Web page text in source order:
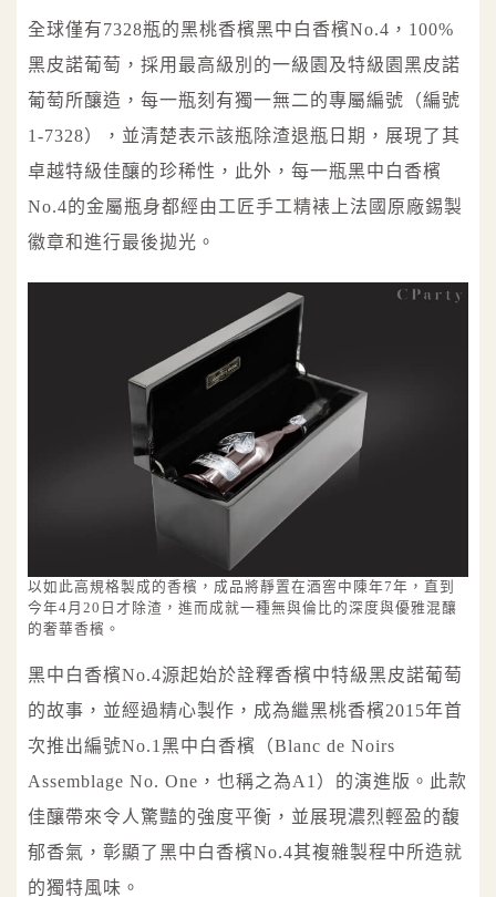
全球僅有7328瓶的黑桃香檳黑中白香檳No.4，100%
黑皮諾葡萄，採用最高級別的一級園及特級園黑皮諾
葡萄所釀造，每一瓶刻有獨一無二的專屬編號（編號
1-7328），並清楚表示該瓶除渣退瓶日期，展現了其
卓越特級佳釀的珍稀性，此外，每一瓶黑中白香檳
No.4的金屬瓶身都經由工匠手工精裱上法國原廠錫製
徽章和進行最後拋光。
以如此高規格製成的香檳，成品將靜置在酒窖中陳年7年，直到
今年4月20日才除渣，進而成就一種無與倫比的深度與優雅混釀
的奢華香檳。
黑中白香檳No.4源起始於詮釋香檳中特級黑皮諾葡萄
的故事，並經過精心製作，成為繼黑桃香檳2015年首
次推出編號No.1黑中白香檳（Blanc de Noirs
Assemblage No. One，也稱之為A1）的演進版。此款
佳釀帶來令人驚豔的強度平衡，並展現濃烈輕盈的馥
郁香氣，彰顯了黑中白香檳No.4其複雜製程中所造就
的獨特風味。